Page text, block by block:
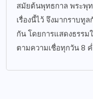
สมัยต้นพุทธกาล พระพุท
เรื่องนี้ไว้ จึงมากราบทู
กัน โดยการแสดงธรร
ตามความเชื่อทุกวัน 8 ค่